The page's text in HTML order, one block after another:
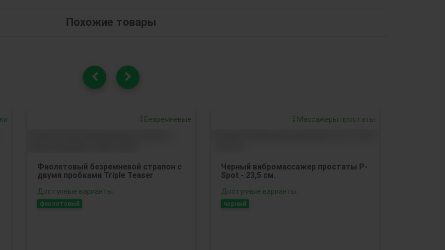
Похожие товары
Безремневые
Фиолетовый безремневой страпон с
двумя пробками Triple Teaser
Доступные варианты:
фиолетовый
Массажеры простаты
Черный вибромассажер простаты P-
Spot - 23,5 см.
Доступные варианты:
черный